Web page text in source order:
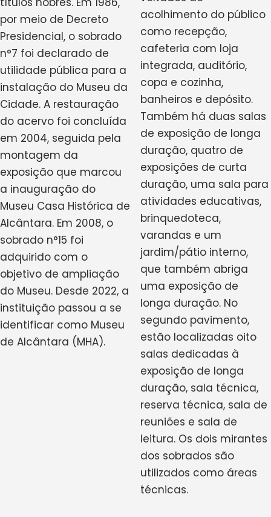
por meio de Decreto
Presidencial, o sobrado
n°7 foi declarado de
utilidade pública para a
instalação do Museu da
Cidade. A restauração
do acervo foi concluída
em 2004, seguida pela
montagem da
exposição que marcou
a inauguração do
Museu Casa Histórica de
Alcântara. Em 2008, o
sobrado n°15 foi
adquirido com o
objetivo de ampliação
do Museu. Desde 2022, a
instituição passou a se
identificar como Museu
de Alcântara (MHA).
acolhimento do público
como recepção,
cafeteria com loja
integrada, auditório,
copa e cozinha,
banheiros e depósito.
Também há duas salas
de exposição de longa
duração, quatro de
exposições de curta
duração, uma sala para
atividades educativas,
brinquedoteca,
varandas e um
jardim/pátio interno,
que também abriga
uma exposição de
longa duração. No
segundo pavimento,
estão localizadas oito
salas dedicadas à
exposição de longa
duração, sala técnica,
reserva técnica, sala de
reuniões e sala de
leitura. Os dois mirantes
dos sobrados são
utilizados como áreas
técnicas.